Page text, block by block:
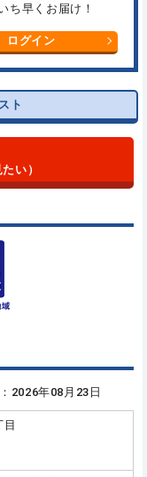
ち早くお届け！
ログイン
ト
い）
2026年08月23日